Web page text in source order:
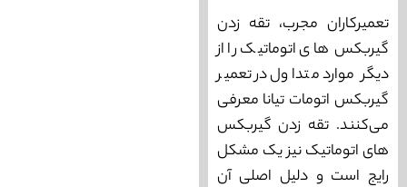
تعمیرکاران مجرب، تقه زدن
گیربکس‌ های اتوماتیک را از
دیگر موارد متداول در تعمیر
گیربکس اتومات تیانا معرفی
می‌کنند. تقه زدن گیربکس‌
های اتوماتیک نیز یک مشکل
رایج است و دلیل اصلی آن